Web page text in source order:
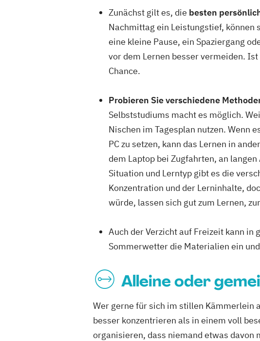
Zunächst gilt es, die besten
Nachmittag ein Leistungstief, können
eine kleine Pause, ein Spaziergang
vor dem Lernen besser vermeiden.
Chance.
Probieren Sie verschiedene
Selbststudiums macht es möglich.
Nischen im Tagesplan nutzen. Wenn
PC zu setzen, kann das Lernen in
dem Laptop bei Zugfahrten, an
Situation und Lerntyp gibt es die
Konzentration und der Lerninhalte,
würde, lassen sich gut zum Lernen,
Auch der Verzicht auf Freizeit kann
Sommerwetter die Materialien ein
Alleine oder
Wer gerne für sich im stillen Kämmerlein
besser konzentrieren als in einem voll
organisieren, dass niemand etwas